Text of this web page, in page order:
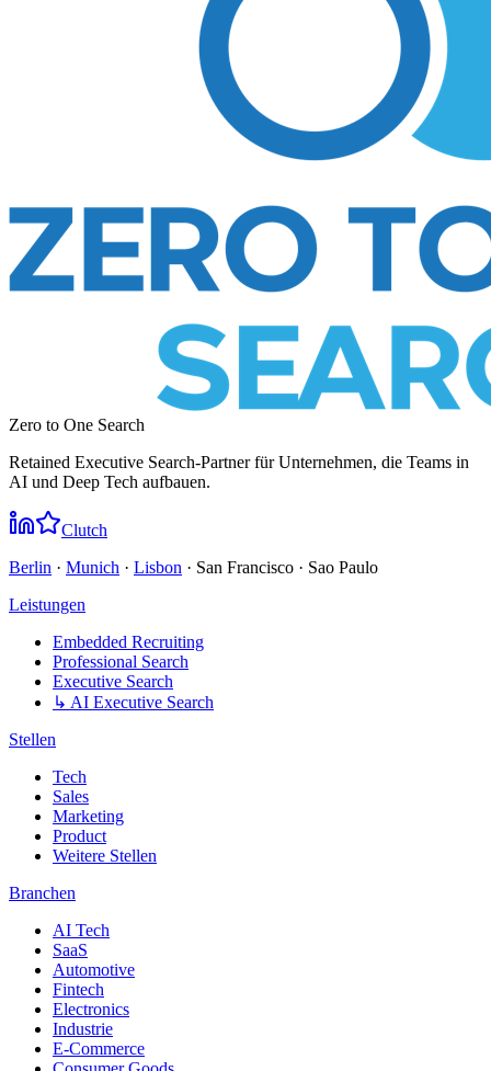
Zero to One Search
Retained Executive Search-Partner für Unternehmen, die Teams in
AI und Deep Tech aufbauen.
Clutch
Berlin · Munich · Lisbon · San Francisco · Sao Paulo
Leistungen
Embedded Recruiting
Professional Search
Executive Search
↳ AI Executive Search
Stellen
Tech
Sales
Marketing
Product
Weitere Stellen
Branchen
AI Tech
SaaS
Automotive
Fintech
Electronics
Industrie
E-Commerce